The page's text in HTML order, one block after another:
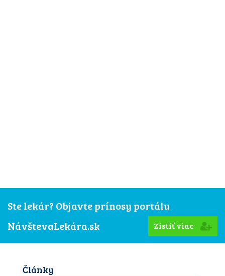
Ste lekár? Objavte prínosy portálu
NávštevaLekára.sk
Zistiť viac
Články